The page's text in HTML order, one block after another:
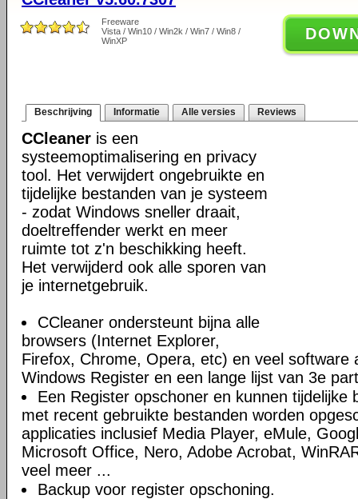
Freeware
Vista / Win10 / Win2k / Win7 / Win8 /
WinXP
Beschrijving Informatie Alle versies Reviews
CCleaner is een
systeemoptimalisering en privacy
tool. Het verwijdert ongebruikte en
tijdelijke bestanden van je systeem
- zodat Windows sneller draait,
doeltreffender werkt en meer
ruimte tot z'n beschikking heeft.
Het verwijderd ook alle sporen van
je internetgebruik.
CCleaner ondersteunt bijna alle
browsers (Internet Explorer,
Firefox, Chrome, Opera, etc) en veel software
Windows Register en een lange lijst van 3e
Een Register opschoner en kunnen tijdelijke
met recent gebruikte bestanden worden
applicaties inclusief Media Player, eMule,
Microsoft Office, Nero, Adobe Acrobat,
veel meer ...
Backup voor register opschoning.